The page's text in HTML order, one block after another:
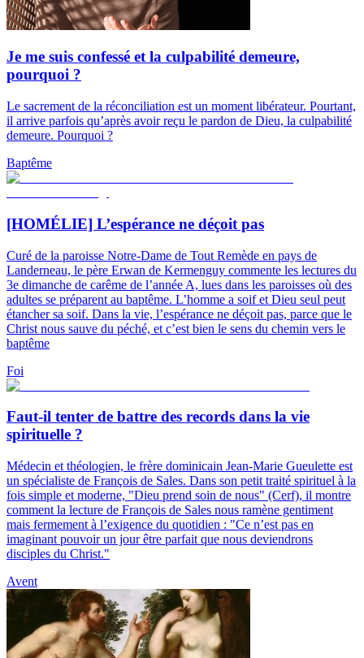
Je me suis confessé et la culpabilité demeure,
pourquoi ?
Le sacrement de la réconciliation est un moment libérateur. Pourtant,
il arrive parfois qu’après avoir reçu le pardon de Dieu, la culpabilité
demeure. Pourquoi ?
Baptême
[HOMÉLIE] L’espérance ne déçoit pas
Curé de la paroisse Notre-Dame de Tout Remède en pays de
Landerneau, le père Erwan de Kermenguy commente les lectures du
3e dimanche de carême de l’année A, lues dans les paroisses où des
adultes se préparent au baptême. L’homme a soif et Dieu seul peut
étancher sa soif. Dans la vie, l’espérance ne déçoit pas, parce que le
Christ nous sauve du péché, et c’est bien le sens du chemin vers le
baptême
Foi
Faut-il tenter de battre des records dans la vie
spirituelle ?
Médecin et théologien, le frère dominicain Jean-Marie Gueulette est
un spécialiste de François de Sales. Dans son petit traité spirituel à la
fois simple et moderne, "Dieu prend soin de nous" (Cerf), il montre
comment la lecture de François de Sales nous ramène gentiment
mais fermement à l’exigence du quotidien : "Ce n’est pas en
imaginant pouvoir un jour être parfait que nous deviendrons
disciples du Christ."
Avent